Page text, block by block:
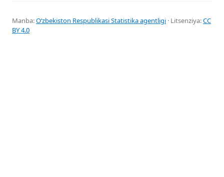
Manba:Oʻzbekiston Respublikasi Statistika agentligi · Litsenziya:CC
BY 4.0